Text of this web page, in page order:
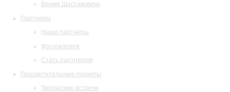
Время Шостаковича
Партнеры
Наши партнеры
Фотогалерея
Стать партнером
Просветительские проекты
Творческие встречи